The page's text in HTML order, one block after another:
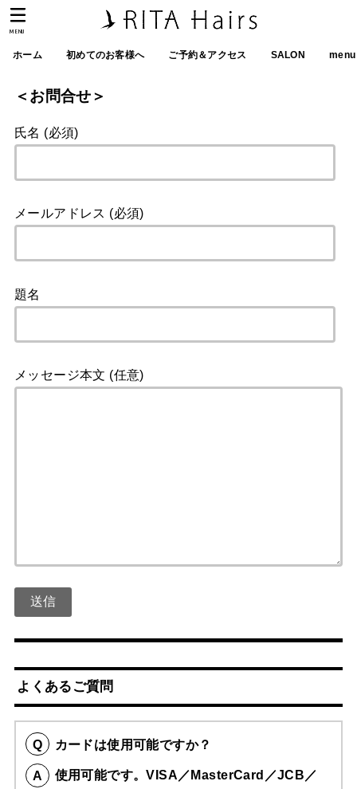
ホーム 初めてのお客様へ ご予約＆アクセス SALON menu
MENU
＜お問合せ＞
氏名 (必須)
メールアドレス (必須)
題名
メッセージ本文 (任意)
よくあるご質問
カードは使用可能ですか？
使用可能です。VISA／MasterCard／JCB／